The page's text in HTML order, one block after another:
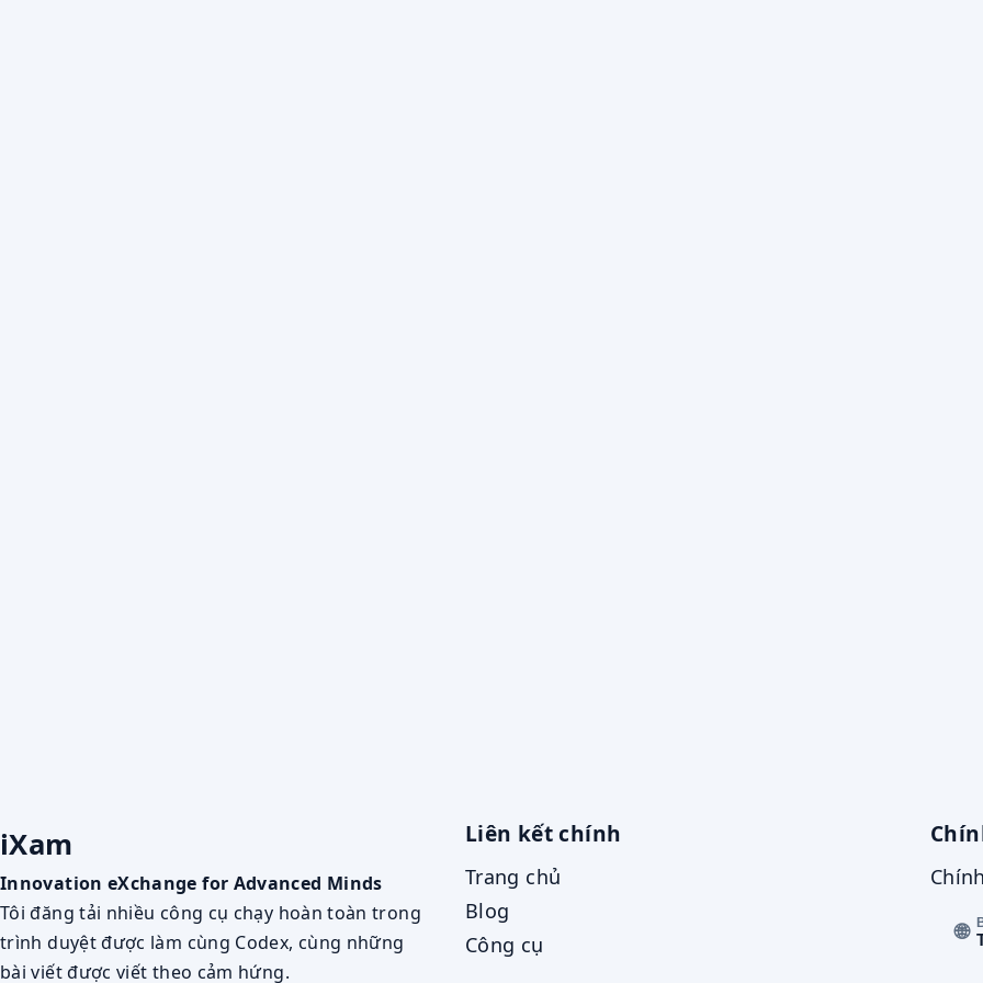
iXam
Innovation eXchange for Advanced Minds
Tôi đăng tải nhiều công cụ chạy hoàn toàn trong
trình duyệt được làm cùng Codex, cùng những
bài viết được viết theo cảm hứng.
Liên kết chính
Trang chủ
Blog
Công cụ
🌐